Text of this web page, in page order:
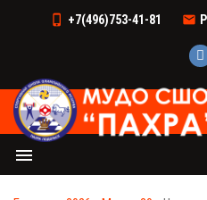
+7(496)753-41-81
menu